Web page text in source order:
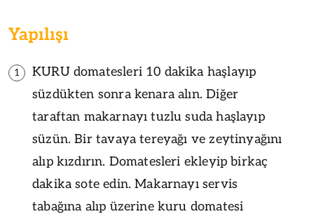
Yapılışı
1
KURU domatesleri 10 dakika haşlayıp
süzdükten sonra kenara alın. Diğer
taraftan makarnayı tuzlu suda haşlayıp
süzün. Bir tavaya tereyağı ve zeytinyağını
alıp kızdırın. Domatesleri ekleyip birkaç
dakika sote edin. Makarnayı servis
tabağına alıp üzerine kuru domatesi